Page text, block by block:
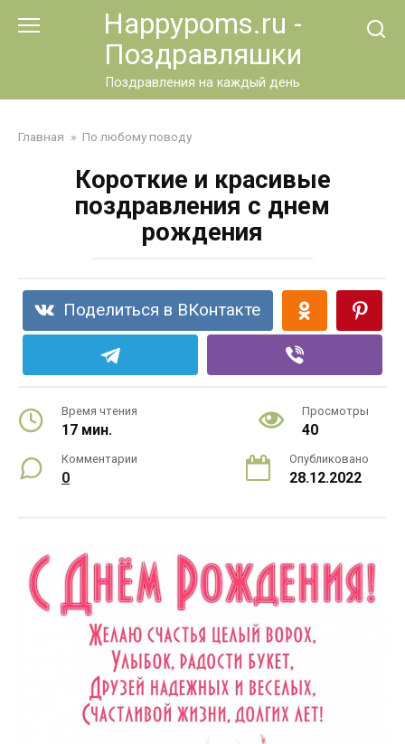
Happypoms.ru -
Поздравляшки
Поздравления на каждый день
Главная » По любому поводу
Короткие и красивые
поздравления с днем
рождения
Поделиться в ВКонтакте
Время чтения
17 мин.
Просмотры
40
Комментарии
0
Опубликовано
28.12.2022